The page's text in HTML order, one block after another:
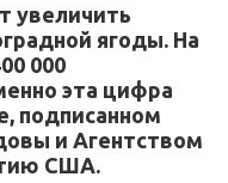
увеличить
ягоды. На
000
эта цифра
подписанном
и Агентством
США.